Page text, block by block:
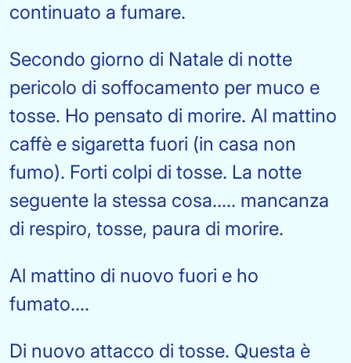
continuato a fumare.
Secondo giorno di Natale di notte
pericolo di soffocamento per muco e
tosse. Ho pensato di morire. Al mattino
caffè e sigaretta fuori (in casa non
fumo). Forti colpi di tosse. La notte
seguente la stessa cosa..... mancanza
di respiro, tosse, paura di morire.
Al mattino di nuovo fuori e ho
fumato....
Di nuovo attacco di tosse. Questa è